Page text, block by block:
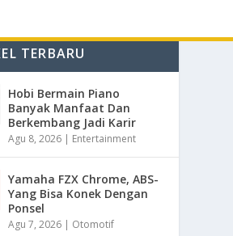
TERBARU
Hobi Bermain Piano
Banyak Manfaat Dan
Berkembang Jadi Karir
Agu 8, 2026 | Entertainment
Yamaha FZX Chrome, ABS-
Yang Bisa Konek Dengan
Ponsel
Agu 7, 2026 | Otomotif